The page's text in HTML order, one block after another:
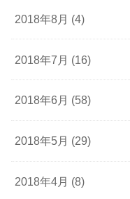
2018年8月 (4)
2018年7月 (16)
2018年6月 (58)
2018年5月 (29)
2018年4月 (8)